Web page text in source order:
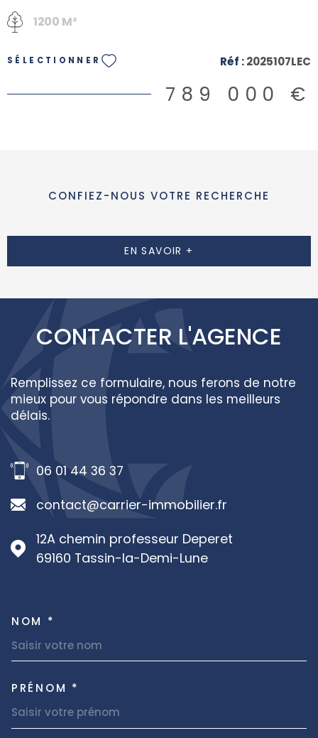
possible en rez-de-jardin et 2 salles de bains, répondant
intégralement exploitable, propose actuellement un
garage double, un bureau, une buanderie et une cave,
offrant un potentiel total de près de 300m² de surfaces
utiles. À l’extérieur, un jardin arboré et intimiste accueille
une construction en ossature bois. À quelques minutes
AGENCE CARRIER IMMOBILIER | CARRIER PROPERTIES &
1200 M²
SÉLECTIONNER Réf :2025107LEC
789 000 €
CONFIEZ-NOUS VOTRE RECHERCHE
EN SAVOIR +
CONTACTER L'AGENCE
Remplissez ce formulaire, nous ferons de notre
mieux pour vous répondre dans les meilleurs
délais.
06 01 44 36 37
contact@carrier-immobilier.fr
12A chemin professeur Deperet
69160
Tassin-la-Demi-Lune
NOM *
PRÉNOM *